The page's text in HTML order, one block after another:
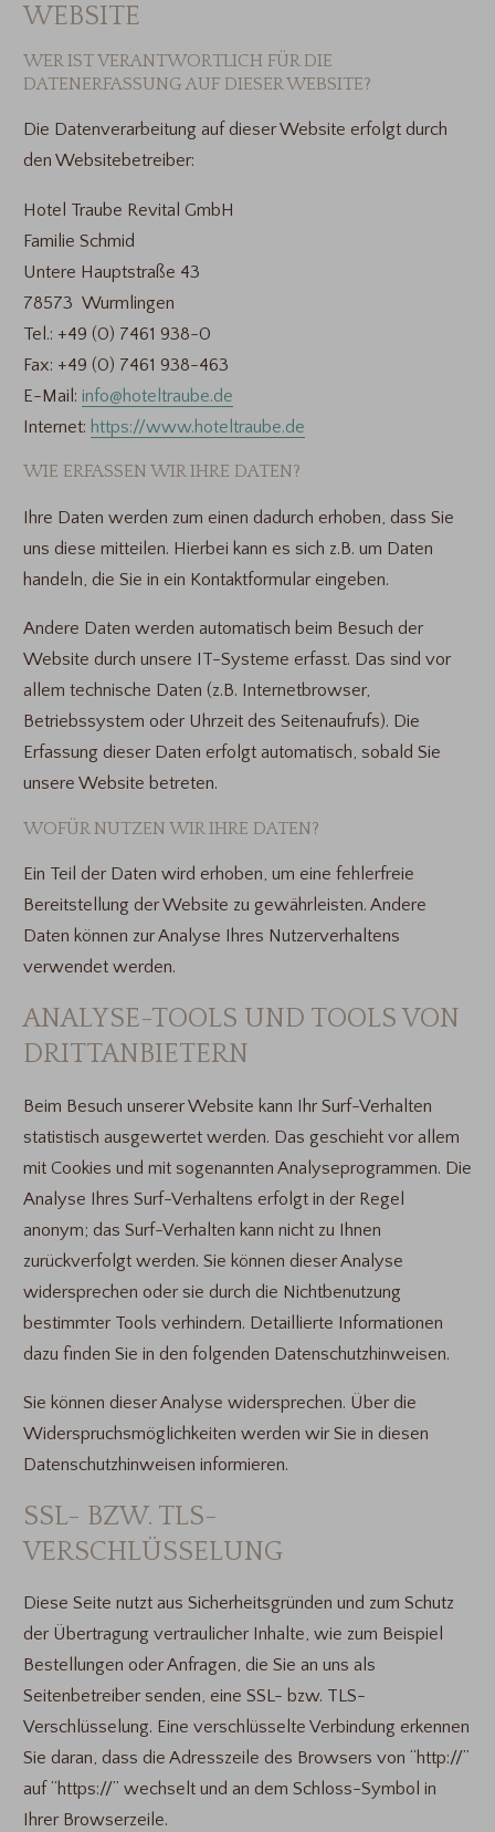
WEBSITE
WER IST VERANTWORTLICH FÜR DIE
DATENERFASSUNG AUF DIESER WEBSITE?
Die Datenverarbeitung auf dieser Website erfolgt durch
den Websitebetreiber:
Hotel Traube Revital GmbH
Familie Schmid
Untere Hauptstraße 43
78573 Wurmlingen
Tel.: +49 (0) 7461 938-0
Fax: +49 (0) 7461 938-463
E-Mail: info@hoteltraube.de
Internet: https://www.hoteltraube.de
WIE ERFASSEN WIR IHRE DATEN?
Ihre Daten werden zum einen dadurch erhoben, dass Sie
uns diese mitteilen. Hierbei kann es sich z.B. um Daten
handeln, die Sie in ein Kontaktformular eingeben.
Andere Daten werden automatisch beim Besuch der
Website durch unsere IT-Systeme erfasst. Das sind vor
allem technische Daten (z.B. Internetbrowser,
Betriebssystem oder Uhrzeit des Seitenaufrufs). Die
Erfassung dieser Daten erfolgt automatisch, sobald Sie
unsere Website betreten.
WOFÜR NUTZEN WIR IHRE DATEN?
Ein Teil der Daten wird erhoben, um eine fehlerfreie
Bereitstellung der Website zu gewährleisten. Andere
Daten können zur Analyse Ihres Nutzerverhaltens
verwendet werden.
ANALYSE-TOOLS UND TOOLS VON
DRITTANBIETERN
Beim Besuch unserer Website kann Ihr Surf-Verhalten
statistisch ausgewertet werden. Das geschieht vor allem
mit Cookies und mit sogenannten Analyseprogrammen. Die
Analyse Ihres Surf-Verhaltens erfolgt in der Regel
anonym; das Surf-Verhalten kann nicht zu Ihnen
zurückverfolgt werden. Sie können dieser Analyse
widersprechen oder sie durch die Nichtbenutzung
bestimmter Tools verhindern. Detaillierte Informationen
dazu finden Sie in den folgenden Datenschutzhinweisen.
Sie können dieser Analyse widersprechen. Über die
Widerspruchsmöglichkeiten werden wir Sie in diesen
Datenschutzhinweisen informieren.
SSL- BZW. TLS-
VERSCHLÜSSELUNG
Diese Seite nutzt aus Sicherheitsgründen und zum Schutz
der Übertragung vertraulicher Inhalte, wie zum Beispiel
Bestellungen oder Anfragen, die Sie an uns als
Seitenbetreiber senden, eine SSL- bzw. TLS-
Verschlüsselung. Eine verschlüsselte Verbindung erkennen
Sie daran, dass die Adresszeile des Browsers von “http://”
auf “https://” wechselt und an dem Schloss-Symbol in
Ihrer Browserzeile.